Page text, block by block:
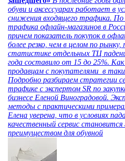
обуви и аксессуарах работает в
снижения входящего трафика. По
трафика офлайн-магазинов в
причем показатель покупок в
более резко, чем в целом по
статистике отдельных ТЦ
года составило от 15 до 25%.
продавцам с покупателями в
Подробно разбираем стратегии
трафике с экспертом SR по
бизнесе Еленой Виноградовой.
методы с практическими
Елена уверена, что в условиях
качественный сервис
преимуществом для обувной